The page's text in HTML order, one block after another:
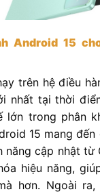
Android 15
trên hệ điều
nhất tại thời
lớn trong phân
15 mang
năng cập nhật từ
hiệu năng,
hơn. Ngoài